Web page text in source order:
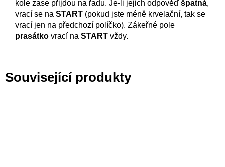
kole zase přijdou na řadu. Je-li jejich odpověď špatná,
vrací se na START (pokud jste méně krvelační, tak se
vrací jen na předchozí políčko). Zákeřné pole
prasátko vrací na START vždy.
Související produkty